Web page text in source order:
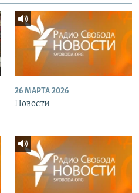
26 МАРТА 2026
Новости